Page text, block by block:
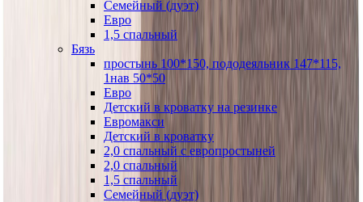
Семейный (дуэт)
Евро
1,5 спальный
Бязь
простынь 100*150, пододеяльник 147*115,
1нав 50*50
Евро
Детский в кроватку на резинке
Евромакси
Детский в кроватку
2,0 спальный с европростыней
2,0 спальный
1,5 спальный
Семейный (дуэт)